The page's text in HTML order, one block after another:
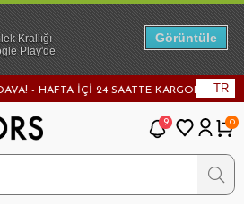
HAFTA İÇİ 24 SAATTE KARGODA! - TR
9 0
Krallığı
Play'de
Görüntüle